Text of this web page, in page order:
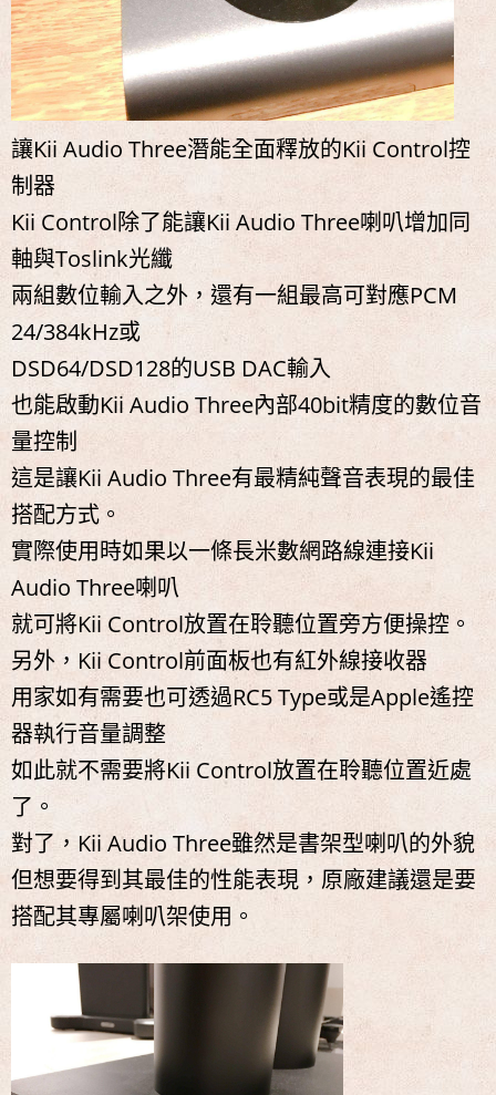
讓Kii Audio Three潛能全面釋放的Kii Control控
制器
Kii Control除了能讓Kii Audio Three喇叭增加同
軸與Toslink光纖
兩組數位輸入之外，還有一組最高可對應PCM
24/384kHz或
DSD64/DSD128的USB DAC輸入
也能啟動Kii Audio Three內部40bit精度的數位音
量控制
這是讓Kii Audio Three有最精純聲音表現的最佳
搭配方式。
實際使用時如果以一條長米數網路線連接Kii
Audio Three喇叭
就可將Kii Control放置在聆聽位置旁方便操控。
另外，Kii Control前面板也有紅外線接收器
用家如有需要也可透過RC5 Type或是Apple遙控
器執行音量調整
如此就不需要將Kii Control放置在聆聽位置近處
了。
對了，Kii Audio Three雖然是書架型喇叭的外貌
但想要得到其最佳的性能表現，原廠建議還是要
搭配其專屬喇叭架使用。